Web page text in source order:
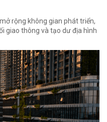
rộng không gian phát triển,
giao thông và tạo dư địa hình